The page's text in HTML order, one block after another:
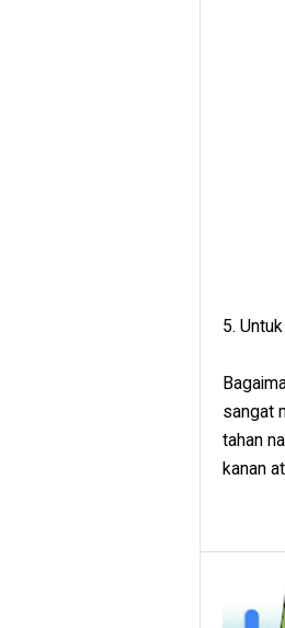
5.
sangat
tahan
kanan